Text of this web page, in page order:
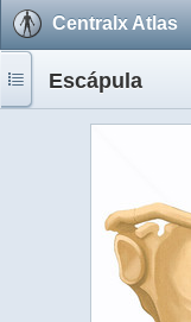
Centralx Atlas
Escápula